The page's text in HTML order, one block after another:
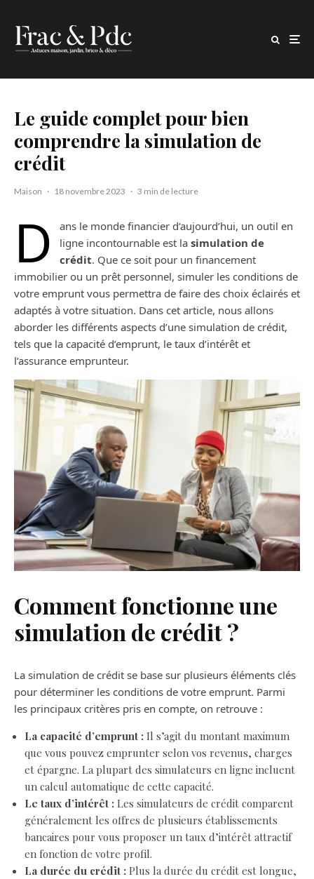
Le guide complet pour bien
comprendre la simulation de
crédit
Maison · 18 novembre 2023 · 3 min de lecture
D
ans le monde financier d’aujourd’hui, un outil en
ligne incontournable est la simulation de
crédit. Que ce soit pour un financement
immobilier ou un prêt personnel, simuler les conditions de
votre emprunt vous permettra de faire des choix éclairés et
adaptés à votre situation. Dans cet article, nous allons
aborder les différents aspects d’une simulation de crédit,
tels que la capacité d’emprunt, le taux d’intérêt et
l’assurance emprunteur.
Comment fonctionne une
simulation de crédit ?
La simulation de crédit se base sur plusieurs éléments clés
pour déterminer les conditions de votre emprunt. Parmi
les principaux critères pris en compte, on retrouve :
La capacité d’emprunt : Il s’agit du montant maximum
que vous pouvez emprunter selon vos revenus, charges
et épargne. La plupart des simulateurs en ligne incluent
un calcul automatique de cette capacité.
Le taux d’intérêt : Les simulateurs de crédit comparent
généralement les offres de plusieurs établissements
bancaires pour vous proposer un taux d’intérêt attractif
en fonction de votre profil.
La durée du crédit : Plus la durée du crédit est longue,